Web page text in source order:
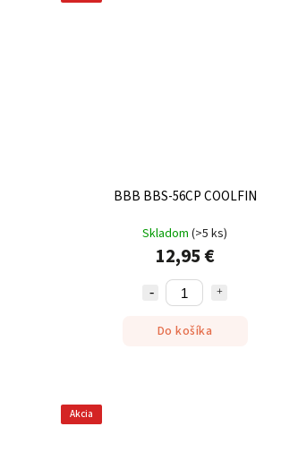
BBB BBS-56CP COOLFIN
Skladom(>5 ks)
12,95 €
Do košíka
Akcia